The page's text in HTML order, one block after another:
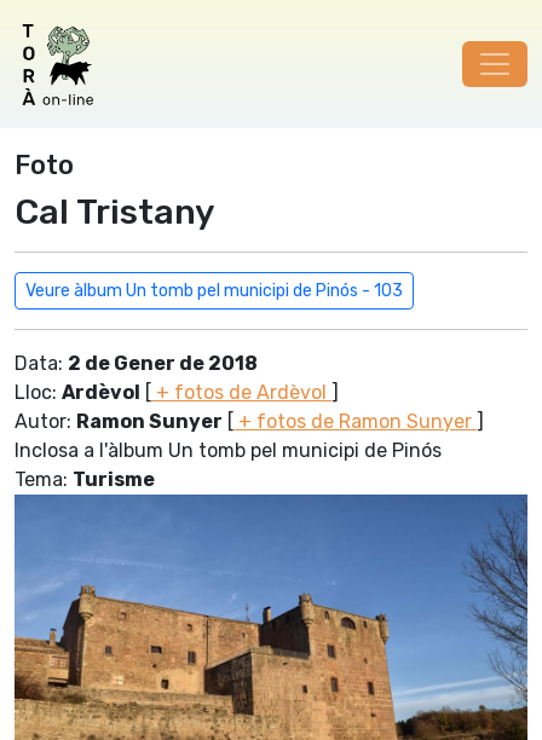
Foto
Cal Tristany
Veure àlbum Un tomb pel municipi de Pinós - 103
Data: 2 de Gener de 2018
Lloc: Ardèvol [ + fotos de Ardèvol ]
Autor: Ramon Sunyer [ + fotos de Ramon Sunyer ]
Inclosa a l'àlbum Un tomb pel municipi de Pinós
Tema: Turisme